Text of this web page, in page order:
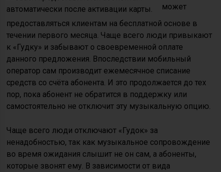
может
предоставляться клиентам на бесплатной основе в
течении первого месяца. Чаще всего люди привыкают
к «Гудку» и забывают о своевременной оплате
данного предложения. Впоследствии мобильный
оператор сам производит ежемесячное списание
средств со счёта абонента. И это продолжается до тех
пор, пока абонент не обратится в поддержку или
самостоятельно не отключит эту музыкальную опцию.
Чаще всего люди отключают «Гудок» за
ненадобностью, так как музыкальное сопровождение
во время ожидания слышит не он сам, а абоненты,
которые звонят ему. В зависимости от вида